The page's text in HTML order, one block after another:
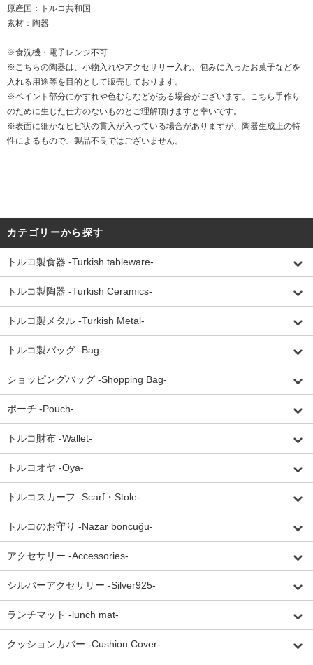
原産国：トルコ共和国
素材：陶器
※食洗機・電子レンジ不可
※こちらの陶器は、小物入れやアクセサリー入れ、包みに入ったお菓子などを
入れる用途等を目的として販売しております。
※ペイント部分にかすれや色むらなどがある場合がございます。こちら手作り
のために生じた仕方のないものとご理解頂けますと幸いです。
※表面に細かなヒビ状の貫入が入っている場合がありますが、陶器生成上の特
性によるもので、製品不良ではございません。
カテゴリーから探す
トルコ製食器 -Turkish tableware-
トルコ製陶器 -Turkish Ceramics-
トルコ製メタル -Turkish Metal-
トルコ製バッグ -Bag-
ショッピングバッグ -Shopping Bag-
ポーチ -Pouch-
トルコ財布 -Wallet-
トルコオヤ -Oya-
トルコスカーフ -Scarf・Stole-
トルコのお守り -Nazar boncuğu-
アクセサリー -Accessories-
シルバーアクセサリー -Silver925-
ランチマット -lunch mat-
クッションカバー -Cushion Cover-